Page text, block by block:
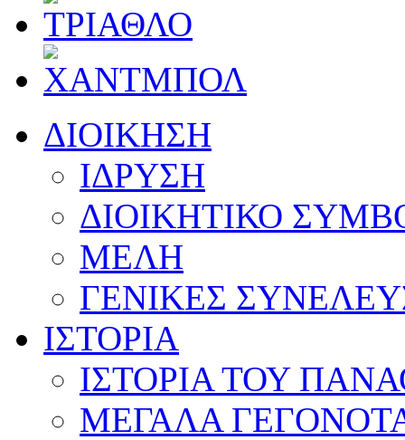
ΔΙΟΙΚΗΣΗ
ΙΔΡΥΣΗ
ΔΙΟΙΚΗΤΙΚΟ
ΜΕΛΗ
ΓΕΝΙΚΕΣ
ΙΣΤΟΡΙΑ
ΙΣΤΟΡΙΑ ΤΟΥ
ΜΕΓΑΛΑ